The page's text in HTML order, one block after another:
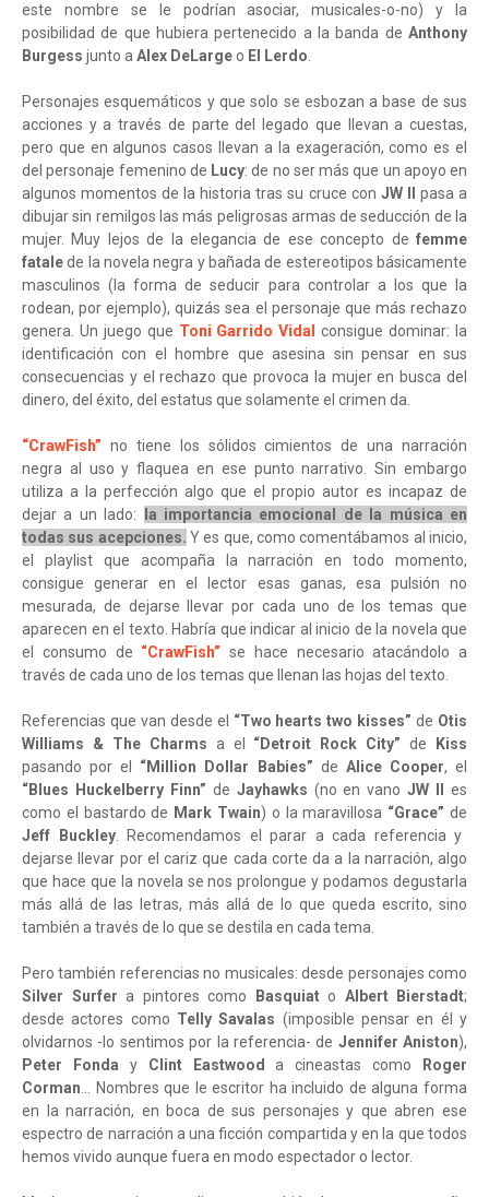
este nombre se le podrían asociar, musicales-o-no) y la
posibilidad de que hubiera pertenecido a la banda de Anthony
Burgess junto aAlex DeLargeo El Lerdo.
Personajes esquemáticos y que solo se esbozan a base de sus
acciones y a través de parte del legado que llevan a cuestas,
pero que en algunos casos llevan a la exageración, como es el
del personaje femenino de Lucy: de no ser más que un apoyo en
algunos momentos de la historia tras su cruce con JW II
pasa a
dibujar sin remilgos las más peligrosas armas de seducción de la
mujer. Muy lejos de la elegancia de ese concepto de femme
fatalede la novela negra y bañada de estereotipos básicamente
masculinos (la forma de seducir para controlar a los que la
rodean, por ejemplo), quizás sea el personaje que más rechazo
genera. Un juego que Toni Garrido Vidal consigue dominar: la
identificación con el hombre que asesina sin pensar en sus
consecuencias y el rechazo que provoca la mujer en busca del
dinero, del éxito, del estatus que solamente el crimen da.
“CrawFish” no tiene los sólidos cimientos de una narración
negra al uso y flaquea en ese punto narrativo. Sin embargo
utiliza a la perfección algo que el propio autor es incapaz de
dejar a un lado:
la importancia emocional de la música en
todas sus acepciones. Y es que, como comentábamos al inicio,
el playlist que acompaña la narración en todo momento,
consigue generar en el lector esas ganas, esa pulsión no
mesurada, de dejarse llevar por cada uno de los temas que
aparecen en el texto. Habría que indicar al inicio de la novela que
el consumo de “CrawFish” se hace necesario atacándolo a
través de cada uno de los temas que llenan las hojas del texto.
Referencias que van desde el “Two hearts two kisses” de Otis
Williams & The Charms a el “Detroit Rock City” de
Kiss
pasando por el “Million Dollar Babies” de Alice Cooper, el
“Blues Huckelberry Finn” de Jayhawks (no en vanoJW II
es
como el bastardo de Mark Twain) o la maravillosa “Grace” de
Jeff Buckley. Recomendamos el parar a cada referencia y
dejarse llevar por el cariz que cada corte da a la narración, algo
que hace que la novela se nos prolongue y podamos degustarla
más allá de las letras, más allá de lo que queda escrito, sino
también a través de lo que se destila en cada tema.
Pero también referencias no musicales: desde personajes como
Silver Surfer a pintores como Basquiato Albert Bierstadt;
desde actores como Telly Savalas (imposible pensar en él y
olvidarnos -lo sentimos por la referencia- de Jennifer Aniston),
Peter Fonda y Clint Eastwood a cineastas como
Roger
Corman... Nombres que le escritor ha incluido de alguna forma
en la narración, en boca de sus personajes y que abren ese
espectro de narración a una ficción compartida y en la que todos
hemos vivido aunque fuera en modo espectador o lector.